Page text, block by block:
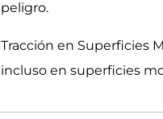
peligro.
Tracción en Superficies
incluso en superficies